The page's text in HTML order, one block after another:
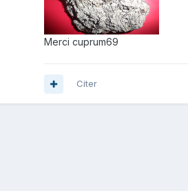
Merci cuprum69
Citer